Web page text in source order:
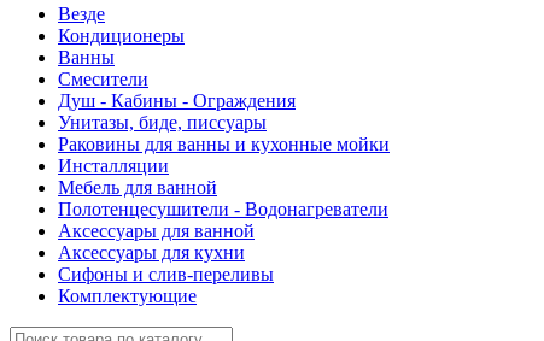
Везде
Кондиционеры
Ванны
Смесители
Душ - Кабины - Ограждения
Унитазы, биде, писсуары
Раковины для ванны и кухонные мойки
Инсталляции
Мебель для ванной
Полотенцесушители - Водонагреватели
Аксессуары для ванной
Аксессуары для кухни
Сифоны и слив-переливы
Комплектующие